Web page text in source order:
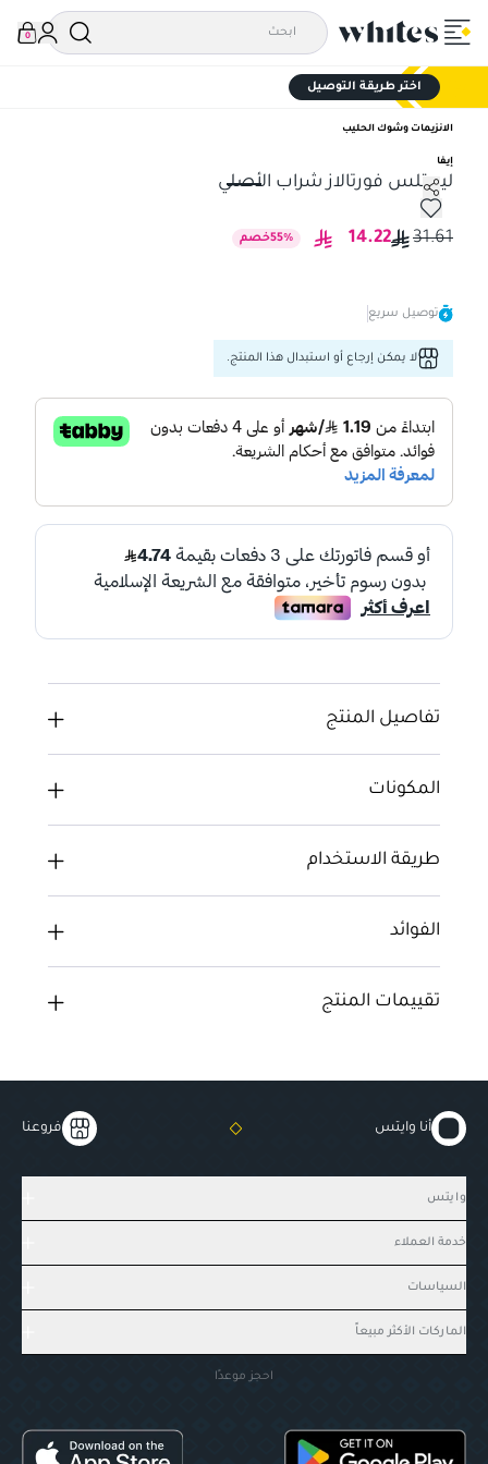
0
اختر طريقة التوصيل
الانزيمات وشوك الحليب
إيفا
ليمتلس فورتالاز شراب الأصلي
ليمتلس فورتالاز شراب الأصلي
31.61
14.22
55% خصم
توصيل سريع
لا يمكن إرجاع أو استبدال هذا المنتج.
تفاصيل المنتج
المكونات
طريقة الاستخدام
الفوائد
تقييمات المنتج
أنا وايتس فروعنا
وايتس
خدمة العملاء
السياسات
الماركات الأكثر مبيعاً
احجز موعدًا